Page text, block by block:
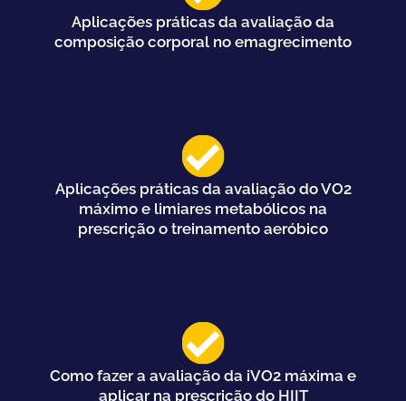
Aplicações práticas da avaliação da
composição corporal no emagrecimento
Aplicações práticas da avaliação do VO2
máximo e limiares metabólicos na
prescrição o treinamento aeróbico
Como fazer a avaliação da iVO2 máxima e
aplicar na prescrição do HIIT